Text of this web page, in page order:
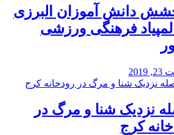
دانش آموزان البرزی
فرهنگی ورزشی
نزدیک شنا و مرگ در
کرج